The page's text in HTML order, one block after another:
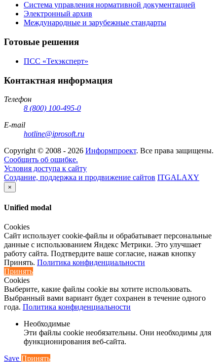
Система управления нормативной документацией
Электронный архив
Международные и зарубежные стандарты
Готовые решения
ПСС «Техэксперт»
Контактная информация
Телефон
8 (800) 100-495-0
E-mail
hotline@iprosoft.ru
Copyright © 2008 - 2026 Информпроект. Все права защищены.
Сообщить об ошибке.
Условия доступа к сайту
Создание, поддержка и продвижение сайтов ITGALAXY
×
Unified modal
Cookies
Сайт использует cookie-файлы и обрабатывает персональные
данные с использованием Яндекс Метрики. Это улучшает
работу сайта. Подтвердите ваше согласие, нажав кнопку
Принять. Политика конфиденциальности
Принять
Cookies
Выберите, какие файлы cookie вы хотите использовать.
Выбранный вами вариант будет сохранен в течение одного
года. Политика конфиденциальности
Необходимые
Эти файлы cookie необязательны. Они необходимы для
функционирования веб-сайта.
Save Принять